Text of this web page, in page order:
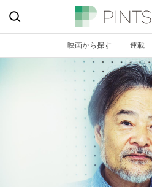
映画から探す 連載